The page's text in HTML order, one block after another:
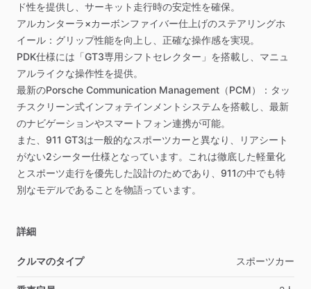
ド性を提供し、サーキット走行時の安定性を確保。
アルカンターラ×カーボンファイバー仕上げのステアリングホ
イール：グリップ性能を向上し、正確な操作感を実現。
PDK仕様には「GT3専用シフトセレクター」を搭載し、マニュ
アルライクな操作性を提供。
最新のPorsche Communication Management（PCM）：タッ
チスクリーン式インフォテインメントシステムを搭載し、最新
のナビゲーションやスマートフォン連携が可能。
また、911 GT3は一般的なスポーツカーと異なり、リアシート
がない2シーター仕様となっています。これは徹底した軽量化
とスポーツ走行を優先した設計のためであり、911の中でも特
別なモデルであることを物語っています。
詳細
クルマのタイプ スポーツカー